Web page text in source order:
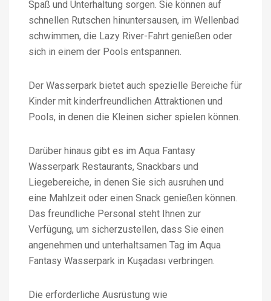
Spaß und Unterhaltung sorgen. Sie können auf
schnellen Rutschen hinuntersausen, im Wellenbad
schwimmen, die Lazy River-Fahrt genießen oder
sich in einem der Pools entspannen.
Der Wasserpark bietet auch spezielle Bereiche für
Kinder mit kinderfreundlichen Attraktionen und
Pools, in denen die Kleinen sicher spielen können.
Darüber hinaus gibt es im Aqua Fantasy
Wasserpark Restaurants, Snackbars und
Liegebereiche, in denen Sie sich ausruhen und
eine Mahlzeit oder einen Snack genießen können.
Das freundliche Personal steht Ihnen zur
Verfügung, um sicherzustellen, dass Sie einen
angenehmen und unterhaltsamen Tag im Aqua
Fantasy Wasserpark in Kuşadası verbringen.
Die erforderliche Ausrüstung wie